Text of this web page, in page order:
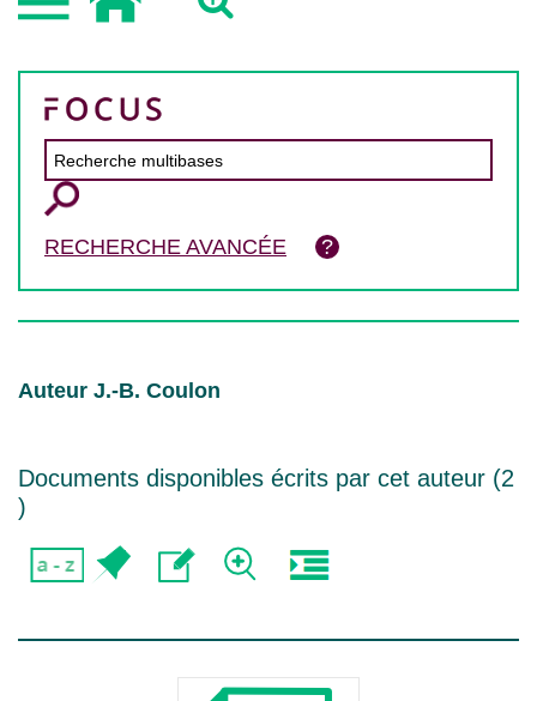
RECHERCHE AVANCÉE
Auteur J.-B. Coulon
Documents disponibles écrits par cet auteur (2
)